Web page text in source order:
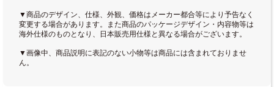
▼商品のデザイン、仕様、外観、価格はメーカー都合等により予告なく
変更する場合があります。また商品のパッケージデザイン・内容物等は
海外仕様のものとなり、日本販売用仕様と異なる場合がございます。
▼画像中、商品説明に表記のない小物等は商品には含まれておりませ
ん。